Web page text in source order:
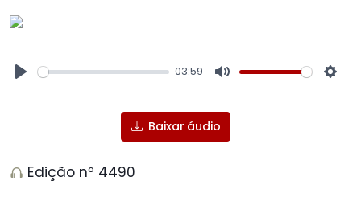
03:59
Baixar áudio
Edição nº 4490